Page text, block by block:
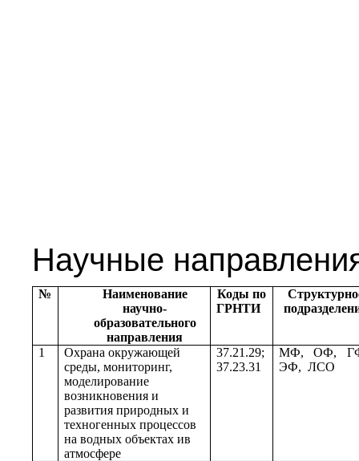
Научные
№
Наименование
научно-
образовательного
направления
Коды по
ГРНТИ
1
Охрана окружающей
среды, мониторинг,
моделирование
возникновения и
развития природных и
техногенных процессов
на водных объектах ив
атмосфере
37.21.29;
37.23.31
МФ, ОФ,
ЭФ, ЛСО